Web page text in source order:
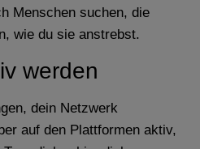
Menschen suchen, die
wie du sie anstrebst.
werden
dein Netzwerk
auf den Plattformen aktiv,